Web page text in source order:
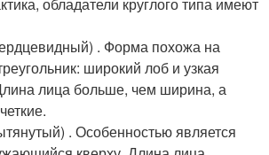
. Форма похожа на
широкий лоб и узкая
лица больше, чем ширина, а
. Особенностью является